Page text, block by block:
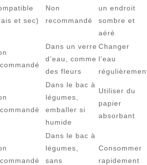
et sec)
Non
recommandé
un endroit
sombre et
aéré
Dans un verre
d’eau, comme
des fleurs
Changer
l’eau
Dans le bac à
légumes,
emballer si
humide
Utiliser du
papier
absorbant
Dans le bac à
légumes,
sans
Consommer
rapidement